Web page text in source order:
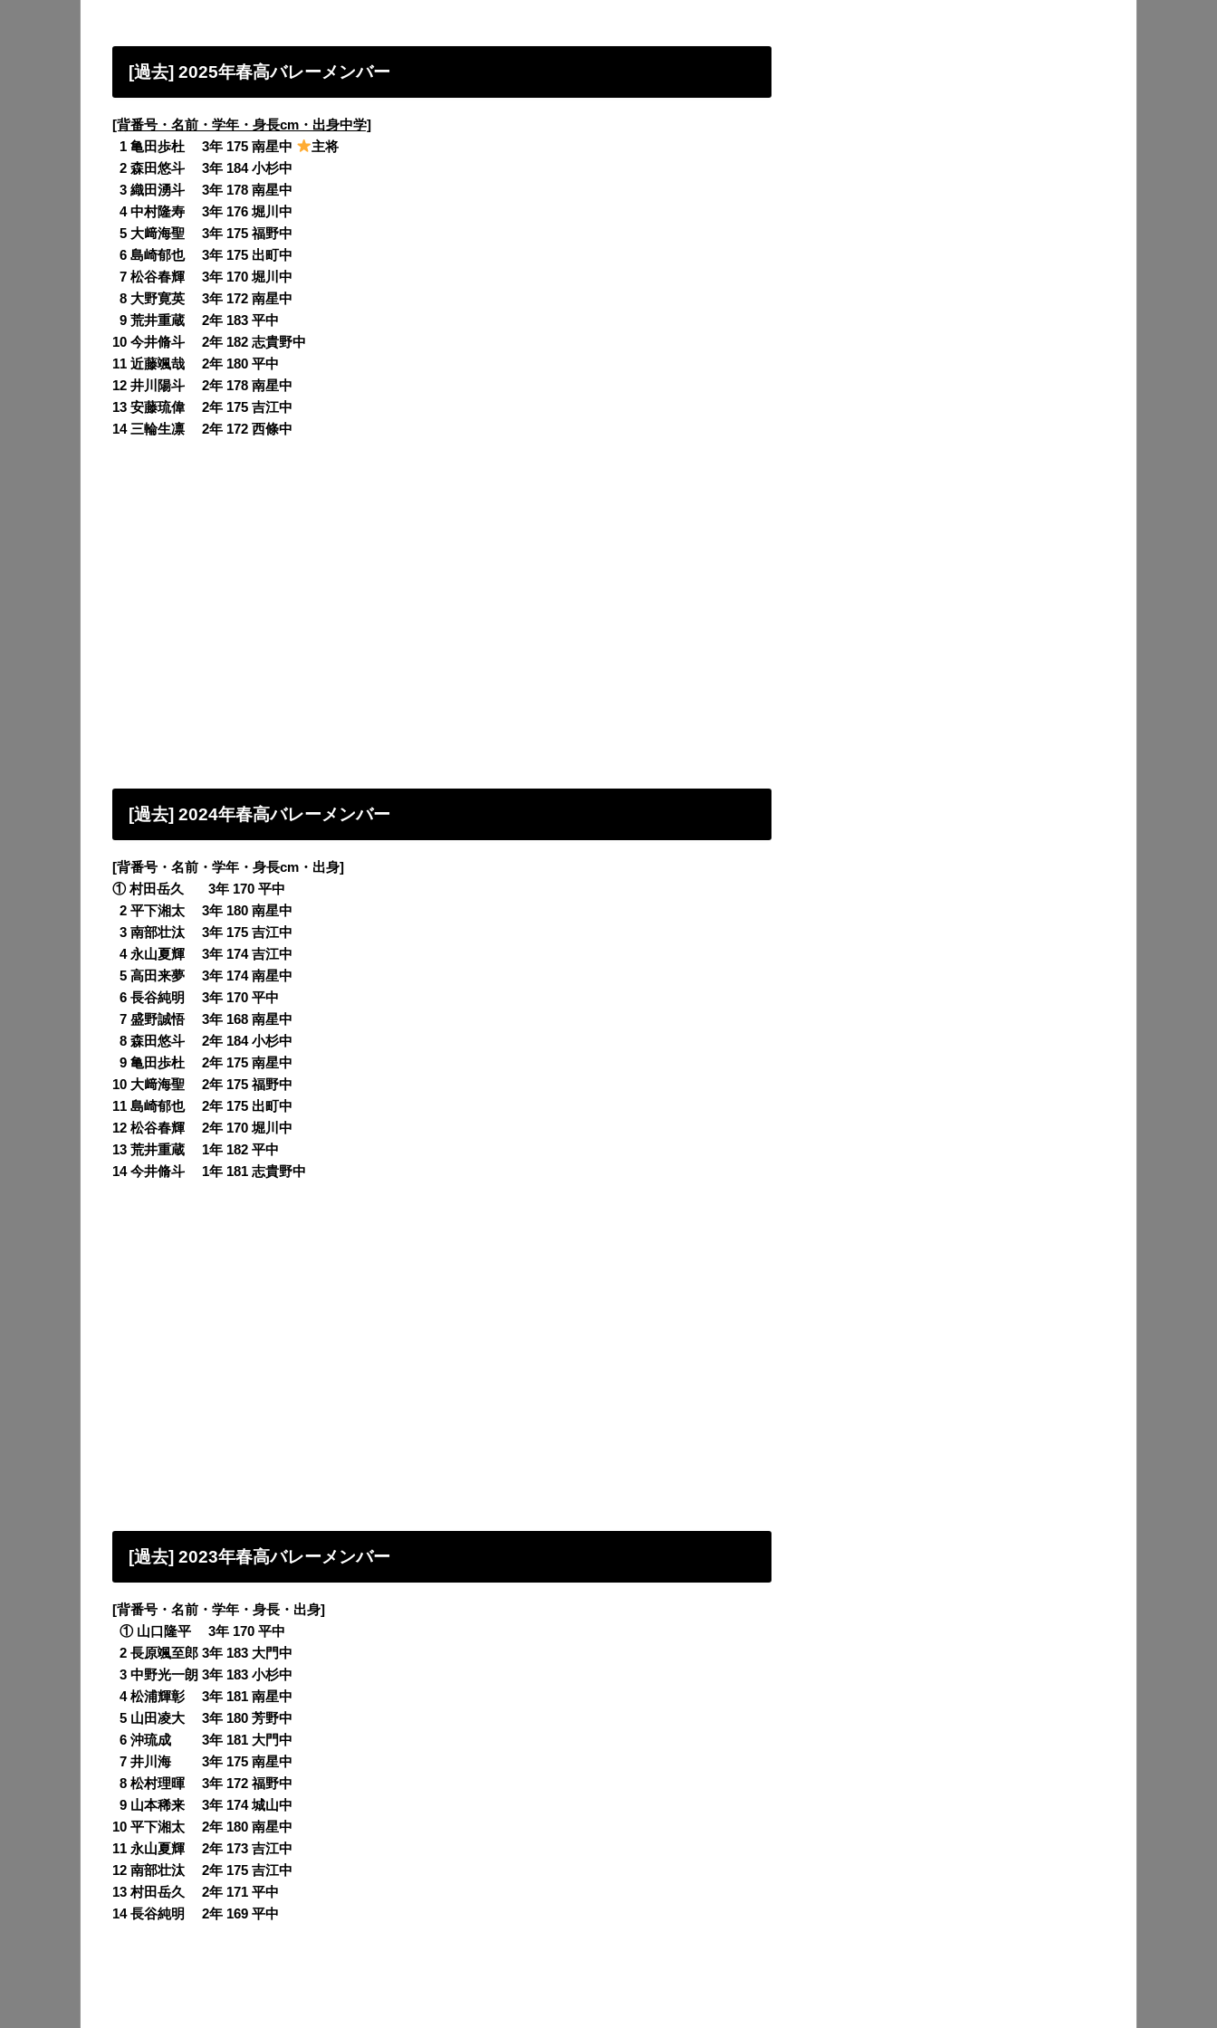
[過去] 2025年春高バレーメンバー
[背番号・名前・学年・身長cm・出身中学]
1 亀田歩杜 3年 175 南星中
主将
2 森田悠斗 3年 184 小杉中
3 織田湧斗 3年 178 南星中
4 中村隆寿 3年 176 堀川中
5 大﨑海聖 3年 175 福野中
6 島崎郁也 3年 175 出町中
7 松谷春輝 3年 170 堀川中
8 大野寛英 3年 172 南星中
9 荒井重蔵 2年 183 平中
10 今井脩斗 2年 182 志貴野中
11 近藤颯哉 2年 180 平中
12 井川陽斗 2年 178 南星中
13 安藤琉偉 2年 175 吉江中
14 三輪生凛 2年 172 西條中
[過去] 2024年春高バレーメンバー
[背番号・名前・学年・身長cm・出身]
① 村田岳久 3年 170 平中
2 平下湘太 3年 180 南星中
3 南部壮汰 3年 175 吉江中
4 永山夏輝 3年 174 吉江中
5 高田来夢 3年 174 南星中
6 長谷純明 3年 170 平中
7 盛野誠悟 3年 168 南星中
8 森田悠斗 2年 184 小杉中
9 亀田歩杜 2年 175 南星中
10 大﨑海聖 2年 175 福野中
11 島崎郁也 2年 175 出町中
12 松谷春輝 2年 170 堀川中
13 荒井重蔵 1年 182 平中
14 今井脩斗 1年 181 志貴野中
[過去] 2023年春高バレーメンバー
[背番号・名前・学年・身長・出身]
① 山口隆平 3年 170 平中
2 長原颯至郎 3年 183 大門中
3 中野光一朗 3年 183 小杉中
4 松浦輝彰 3年 181 南星中
5 山田凌大 3年 180 芳野中
6 沖琉成 3年 181 大門中
7 井川海 3年 175 南星中
8 松村理暉 3年 172 福野中
9 山本稀来 3年 174 城山中
10 平下湘太 2年 180 南星中
11 永山夏輝 2年 173 吉江中
12 南部壮汰 2年 175 吉江中
13 村田岳久 2年 171 平中
14 長谷純明 2年 169 平中